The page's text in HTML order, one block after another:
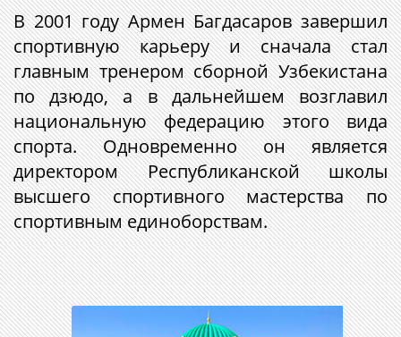
В 2001 году Армен Багдасаров завершил
спортивную карьеру и сначала стал
главным тренером сборной Узбекистана
по дзюдо, а в дальнейшем возглавил
национальную федерацию этого вида
спорта. Одновременно он является
директором Республиканской школы
высшего спортивного мастерства по
спортивным единоборствам.